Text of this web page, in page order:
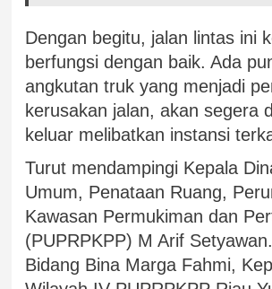
Dengan begitu, jalan lintas ini
berfungsi dengan baik. Ada
angkutan truk yang menjadi
kerusakan jalan, akan segera
keluar melibatkan instansi
Turut mendampingi Kepala
Umum, Penataan Ruang,
Kawasan Permukiman dan
(PUPRPKPP) M Arif
Bidang Bina Marga Fahmi,